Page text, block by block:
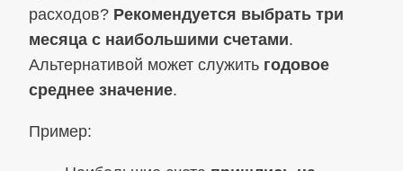
расходов? Рекомендуется выбрать три
месяца с наибольшими счетами.
Альтернативой может служить годовое
среднее значение.
Пример: